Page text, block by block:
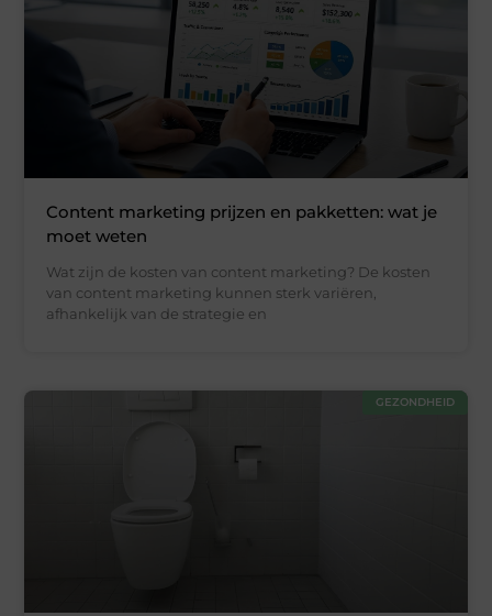
Content marketing prijzen en pakketten: wat je
moet weten
Wat zijn de kosten van content marketing? De kosten
van content marketing kunnen sterk variëren,
afhankelijk van de strategie en
GEZONDHEID